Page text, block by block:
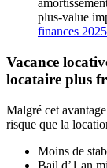
plus-value
finances 2025
Vacance
locataire plus
Malgré cet
risque que la
Moins de
Bail d’1 an